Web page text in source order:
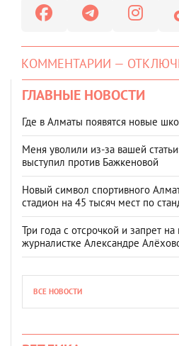
КОММЕНТАРИИ —
ГЛАВНЫЕ НОВОСТИ
Где в Алматы появятся новые
Меня уволили из-за вашей
выступил против Бажкеновой
Новый символ спортивного
стадион на 45 тысяч мест по
Три года с отсрочкой и запрет
журналистке Александре
ВСЕ НОВОСТИ